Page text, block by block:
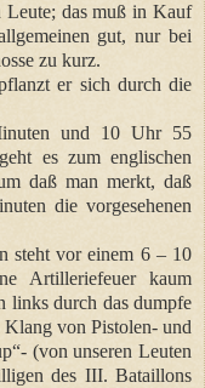
Leute; das muß in Kauf
gut, nur bei
zu kurz.
er sich durch die
und 10 Uhr 55
es zum englischen
daß man merkt, daß
die vorgesehenen
steht vor einem 6 – 10
Artilleriefeuer kaum
links durch das dumpfe
von Pistolen- und
(von unseren Leuten
des III. Bataillons